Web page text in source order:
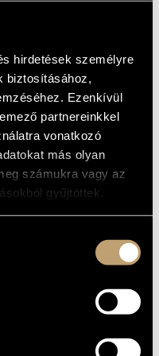
hirdetések személyre
biztosításához,
Ezenkívül
partnereinkkel
vonatkozó
más olyan
számukra vagy az
gyűjtöttek.